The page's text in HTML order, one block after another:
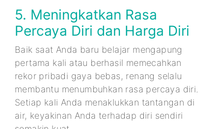
5. Meningkatkan Rasa
Percaya Diri dan Harga Diri
Baik saat Anda baru belajar mengapung
pertama kali atau berhasil memecahkan
rekor pribadi gaya bebas, renang selalu
membantu menumbuhkan rasa percaya diri.
Setiap kali Anda menaklukkan tantangan di
air, keyakinan Anda terhadap diri sendiri